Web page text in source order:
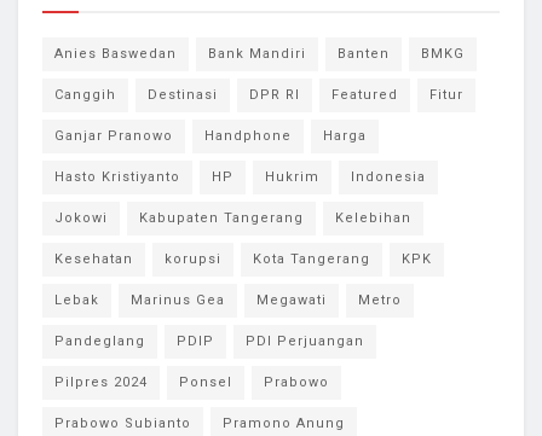
Anies Baswedan Bank Mandiri Banten BMKG
Canggih Destinasi DPR RI Featured Fitur
Ganjar Pranowo Handphone Harga
Hasto Kristiyanto HP Hukrim Indonesia
Jokowi Kabupaten Tangerang Kelebihan
Kesehatan korupsi Kota Tangerang KPK
Lebak Marinus Gea Megawati Metro
Pandeglang PDIP PDI Perjuangan
Pilpres 2024 Ponsel Prabowo
Prabowo Subianto Pramono Anung